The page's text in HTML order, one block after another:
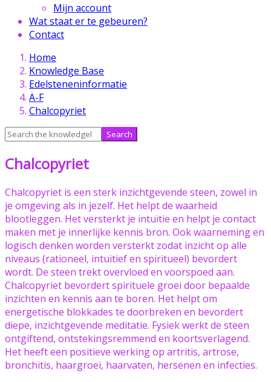
Mijn account
Wat staat er te gebeuren?
Contact
Skip
content
Home
Knowledge Base
Edelsteneninformatie
A-F
Chalcopyriet
Search
Chalcopyriet
Chalcopyriet is een sterk inzichtgevende steen, zowel in
je omgeving als in jezelf. Het helpt de waarheid
blootleggen. Het versterkt je intuïtie en helpt je contact
maken met je innerlijke kennis bron. Ook waarneming en
logisch denken worden versterkt zodat inzicht op alle
niveaus (rationeel, intuïtief en spiritueel) bevordert
wordt. De steen trekt overvloed en voorspoed aan.
Chalcopyriet bevordert spirituele groei door bepaalde
inzichten en kennis aan te boren. Het helpt om
energetische blokkades te doorbreken en bevordert
diepe, inzichtgevende meditatie. Fysiek werkt de steen
ontgiftend, ontstekingsremmend en koortsverlagend.
Het heeft een positieve werking op artritis, artrose,
bronchitis, haargroei, haarvaten, hersenen en infecties.